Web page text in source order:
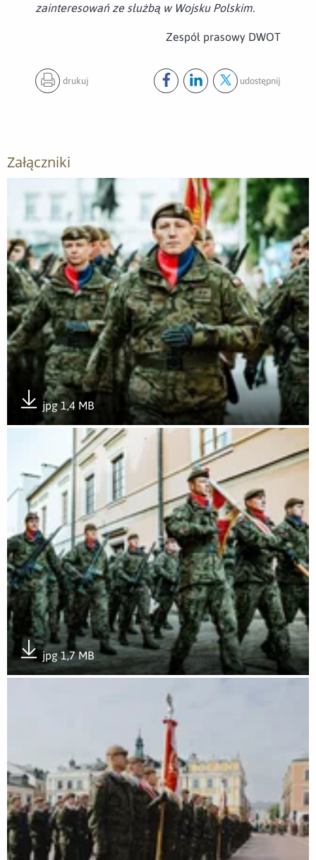
zainteresowań ze służbą w Wojsku Polskim.
Zespół prasowy DWOT
drukuj udostępnij
Załączniki
Otwórz załącznik Wojska Obrony Terytorialnej świętowały
jpg 1,4 MB
Pobierz załącznik
Otwórz załącznik Wojska Obrony Terytorialnej świętowały
jpg 1,7 MB
Pobierz załącznik